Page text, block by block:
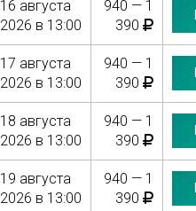
16 августа
2026 в 13:00
940 — 1
390
17 августа
2026 в 13:00
940 — 1
390
18 августа
2026 в 13:00
940 — 1
390
19 августа
2026 в 13:00
940 — 1
390